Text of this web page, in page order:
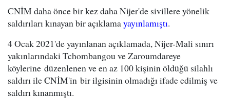
CNİM daha önce bir kez daha Nijer'de sivillere yönelik
saldırıları kınayan bir açıklamayayınlamıştı.
4 Ocak 2021'de yayınlanan açıklamada, Nijer-Mali sınırı
yakınlarındaki Tchombangou ve Zaroumdareye
köylerine düzenlenen ve en az 100 kişinin öldüğü silahlı
saldırı ile CNİM'in bir ilgisinin olmadığı ifade edilmiş ve
saldırı kınanmıştı.